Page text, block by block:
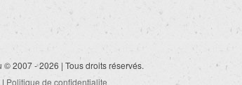
© 2007 - 2026 | Tous droits réservés.
| Politique de confidentialite